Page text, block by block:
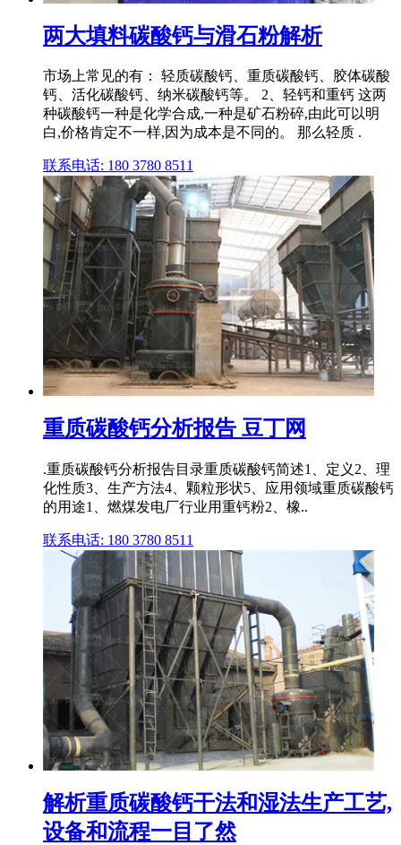
两大填料碳酸钙与滑石粉解析
市场上常见的有： 轻质碳酸钙、重质碳酸钙、胶体碳酸
钙、活化碳酸钙、纳米碳酸钙等。 2、轻钙和重钙 这两
种碳酸钙一种是化学合成,一种是矿石粉碎,由此可以明
白,价格肯定不一样,因为成本是不同的。 那么轻质 .
联系电话: 180 3780 8511
重质碳酸钙分析报告 豆丁网
.重质碳酸钙分析报告目录重质碳酸钙简述1、定义2、理
化性质3、生产方法4、颗粒形状5、应用领域重质碳酸钙
的用途1、燃煤发电厂行业用重钙粉2、橡..
联系电话: 180 3780 8511
解析重质碳酸钙干法和湿法生产工艺,
设备和流程一目了然